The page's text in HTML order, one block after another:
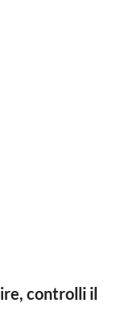
controlli il